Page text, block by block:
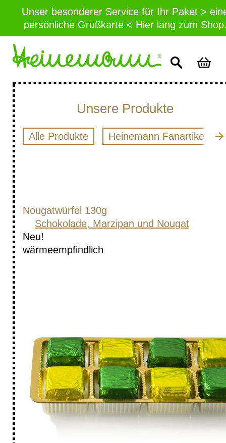
Unser besonderer Service für Ihr Paket >
persönliche Grußkarte < Hier lang zum
Unsere Produkte
Alle Produkte Heinemann Fanartikel
Nougatwürfel 130g
Schokolade, Marzipan und Nougat
Neu!
wärme­empfindlich